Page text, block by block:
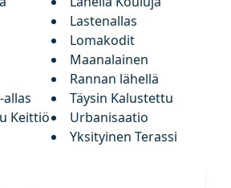
Lastenallas
Lomakodit
Maanalainen
Rannan lähellä
Täysin Kalustettu
Keittiö
Urbanisaatio
Yksityinen Terassi